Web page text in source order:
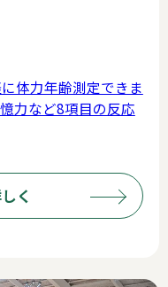
体力年齢測定できま
力など8項目の反応
く